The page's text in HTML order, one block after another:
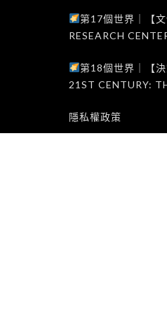
第17個世界｜【
RESEARCH
第18個世界｜【
21ST CENTURY:
隱私權政策